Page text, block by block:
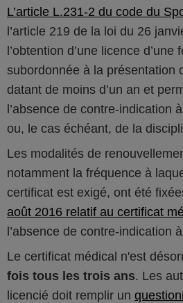
L’article L.231-2 du code du
l’article 219 de la loi du 26
l’obtention d’une licence
subordonnée à la présentation
datant de moins d’un an et
l’absence de contre-indication
ou, le cas échéant, de la
Les modalités de
notamment la fréquence à
certificat est exigé, ont été
août 2016 relatif au certificat
l’absence de contre-indication
Le certificat médical n'est
fois tous les trois ans. Les
licencié doit remplir un